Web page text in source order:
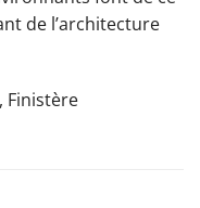
de l’architecture
Finistère